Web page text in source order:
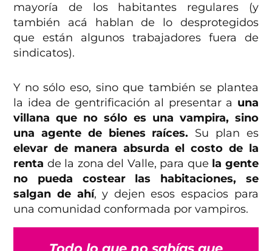
mayoría de los habitantes regulares (y
también acá hablan de lo desprotegidos
que están algunos trabajadores fuera de
sindicatos).
Y no sólo eso, sino que también se plantea
la idea de gentrificación al presentar a una
villana que no sólo es una vampira, sino
una agente de bienes raíces. Su plan es
elevar de manera absurda el costo de la
renta de la zona del Valle, para que la gente
no pueda costear las habitaciones, se
salgan de ahí, y dejen esos espacios para
una comunidad conformada por vampiros.